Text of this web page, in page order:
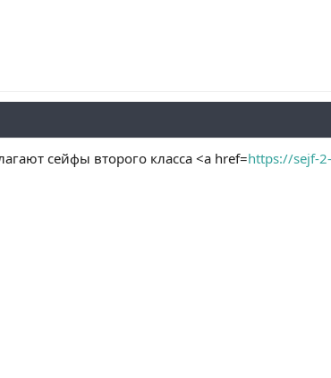
сейфы второго класса <a href=https://sejf-